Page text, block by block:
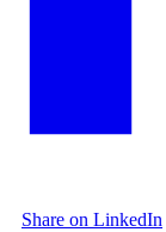
Share on LinkedIn